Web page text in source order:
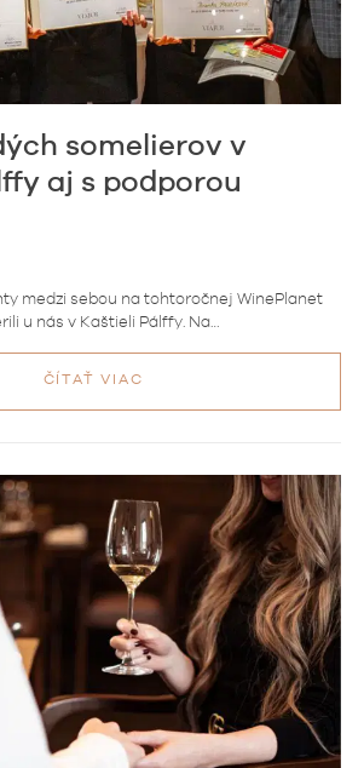
somelierov v
aj s podporou
medzi sebou na tohtoročnej WinePlanet
u nás v Kaštieli Pálffy. Na…
ČÍTAŤ VIAC